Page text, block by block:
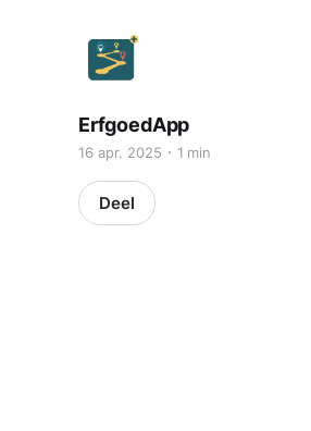
ErfgoedApp
16 apr. 2025 1 min
Deel